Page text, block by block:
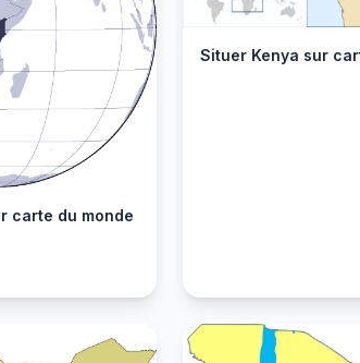
carte du monde
Situer Kenya sur